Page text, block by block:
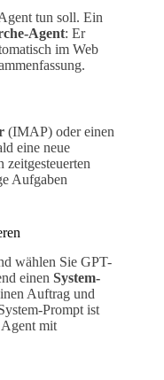
tun soll. Ein
Agent: Er
im Web
(IMAP) oder einen
eine neue
Aufgaben
wählen Sie GPT-
einen System-
Auftrag und
Prompt ist
mit